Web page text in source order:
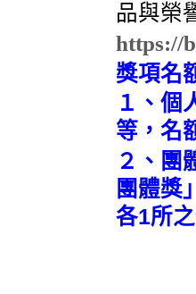
品與榮
https://
獎項名
１、個
等，名
２、團
團體獎
各1所